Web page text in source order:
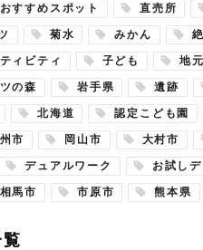
おすすめスポット 直売所
菊水 みかん
ィビティ 子ども 地
の森 岩手県 遺跡
北海道 認定こども園
市 岡山市 大村市
デュアルワーク お試し
馬市 市原市 熊本県